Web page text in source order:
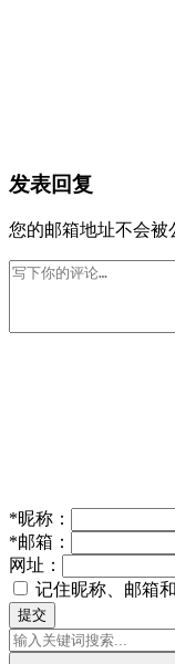
发表回复
您的邮箱地址不会被
*昵称：
*邮箱：
网址：
记住昵称、邮箱
提交